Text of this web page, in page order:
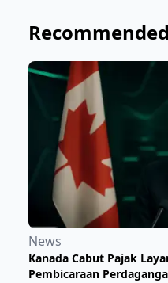
News
Kanada Cabut Pajak
Pembicaraan